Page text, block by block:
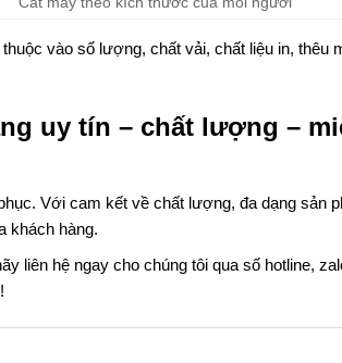
thuộc vào số lượng, chất vải, chất liệu in, thêu
uy tín – chất lượng –
Với cam kết về chất lượng, đa dạng sản
khách hàng.
liên hệ ngay cho chúng tôi qua số hotline,